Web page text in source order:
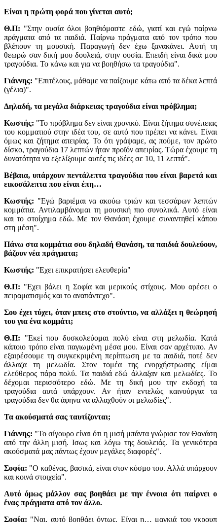
Είναι η πρώτη φορά που γίνεται αυτό;
Θ.Π: "Στην ουσία όλοι βοηθιόμαστε εδώ, γιατί και εγώ παίρνω
πράγματα από τα παιδιά. Παίρνω πράγματα από τον τρόπο που
βλέπουν τη μουσική. Παραγωγή δεν έχω ξανακάνει. Αυτή τη
θεωρώ σαν δική μου δουλειά, στην ουσία. Επειδή είναι δικά μου
τραγούδια. Το κάνω και για να βοηθήσω τα τραγούδια".
Γιάννης: "Eπιτέλους, μάθαμε να παίζουμε κάτω από τα δέκα λεπτά
(γέλια)".
Δηλαδή, τα μεγάλα διάρκειας τραγούδια είναι πρόβλημα;
Κωστής: "Το πρόβλημα δεν είναι χρονικό. Είναι ζήτημα συνέπειας
του κομματιού στην ιδέα του, σε αυτό που πρέπει να κάνει. Είναι
όμως και ζήτημα απειρίας. Το ότι γράψαμε, ας πούμε, τον πρώτο
δίσκο, τραγούδια 17 λεπτών ήταν προϊόν απειρίας. Τώρα έχουμε τη
δυνατότητα να εξελίξουμε αυτές τις ιδέες σε 10, 11 λεπτά".
Βέβαια, υπάρχουν πεντάλεπτα τραγούδια που είναι βαρετά και
εικοσάλεπτα που είναι έπη…
Κωστής: "Εγώ βαριέμαι να ακούω τριών και τεσσάρων λεπτών
κομμάτια. Αντιλαμβάνομαι τη μουσική πιο συνολικά. Αυτό είναι
και το στοίχημα εδώ. Με τον Θανάση έχουμε συναντηθεί κάπου
στη μέση".
Πάνω στα κομμάτια σου δηλαδή Θανάση, τα παιδιά δουλεύουν,
βάζουν νέα πράγματα;
Κωστής: "Εχει επικρατήσει ελευθερία"
Θ.Π: "Εχει βάλει η Σοφία και μερικούς στίχους. Μου αρέσει ο
πειραματισμός και το αναπάντεχο".
Σου έχει τύχει, όταν μπεις στο στούντιο, να αλλάξει η θεώρησή
του για ένα κομμάτι;
Θ.Π: "Εκεί που δυσκολεύομαι πολύ είναι στη μελωδία. Κατά
κάποιο τρόπο είναι παγιωμένη μέσα μου. Είναι σαν αρχέτυπο. Αν
εξαιρέσουμε τη συγκεκριμένη περίπτωση με τα παιδιά, ποτέ δεν
άλλαζα τη μελωδία. Στον τομέα της ενορχήστρωσης είμαι
ελεύθερος πάρα πολύ. Τα παιδιά εδώ άλλαξαν και μελωδίες. Το
δέχομαι περισσότερο εδώ. Με τη δική μου την εκδοχή τα
τραγούδια αυτά υπάρχουν. Αν ήταν εντελώς καινούργια τα
τραγούδια δεν θα άφηνα να αλλαχθούν οι μελωδίες".
Τα ακούσματά σας ταυτίζονται;
Γιάννης: "Το σίγουρο είναι ότι η μισή μπάντα γνώρισε τον Θανάση
από την άλλη μισή. Ισως και λόγω της δουλειάς. Τα γενικότερα
ακούσματά μας πάντως έχουν μεγάλες διαφορές".
Σοφία: "Ο καθένας, βασικά, είναι στον κόσμο του. Αλλά υπάρχουν
και κοινά στοιχεία".
Αυτό όμως μάλλον σας βοηθάει με την έννοια ότι παίρνει ο
ένας πράγματα από τον άλλο.
Σοφία: "Ναι, αυτό βοηθάει όντως. Είναι η… μαγκιά του γκρουπ